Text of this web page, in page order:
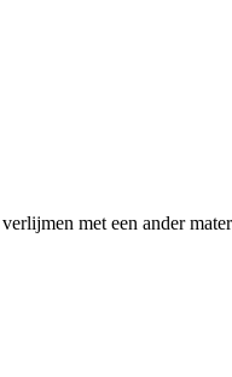
met een ander